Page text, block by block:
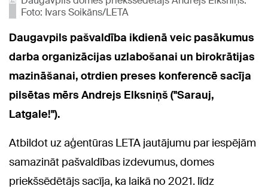
Foto: Ivars Soikāns/LETA
Daugavpils pašvaldība ikdienā veic pasākumus
darba organizācijas uzlabošanai un birokrātijas
mazināšanai, otrdien preses konferencē sacīja
pilsētas mērs Andrejs Elksniņš ("Sarauj,
Latgale!").
Atbildot uz aģentūras LETA jautājumu par iespējām
samazināt pašvaldības izdevumus, domes
priekšsēdētājs sacīja, ka laikā no 2021. līdz